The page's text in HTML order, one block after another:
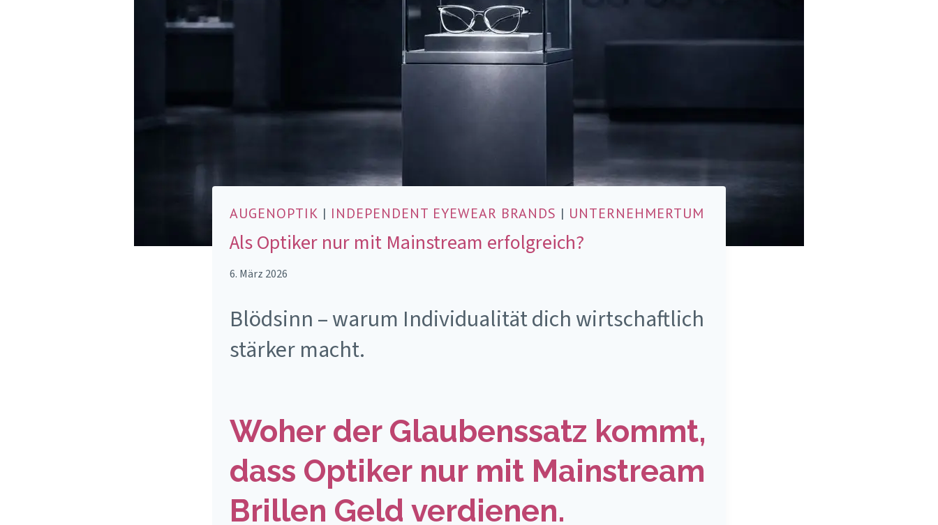
AUGENOPTIK | INDEPENDENT EYEWEAR BRANDS | UNTERNEHMERTUM
Als Optiker nur mit Mainstream erfolgreich?
6. März 2026
Blödsinn – warum Individualität dich wirtschaftlich
stärker macht.
Woher der Glaubenssatz kommt,
dass Optiker nur mit Mainstream
Brillen Geld verdienen.